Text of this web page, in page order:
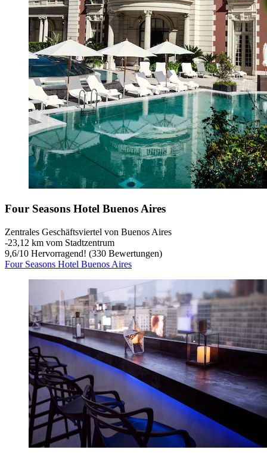
Four Seasons Hotel Buenos Aires
Zentrales Geschäftsviertel von Buenos Aires
‐23,12 km vom Stadtzentrum
9,6/10 Hervorragend! (330 Bewertungen)
Four Seasons Hotel Buenos Aires